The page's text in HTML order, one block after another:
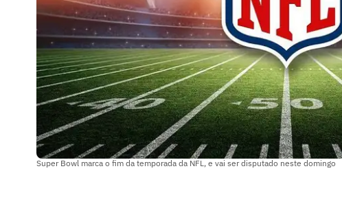
Super Bowl marca o fim da temporada da NFL, e vai ser disputado neste domingo